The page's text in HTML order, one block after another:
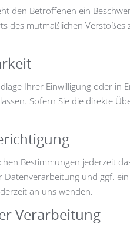
den Betroffenen ein
des mutmaßlichen
Ihrer Einwilligung oder
Sofern Sie die direkte
Bestimmungen jederzeit
und ggf.
an uns wenden.
Verarbeitung